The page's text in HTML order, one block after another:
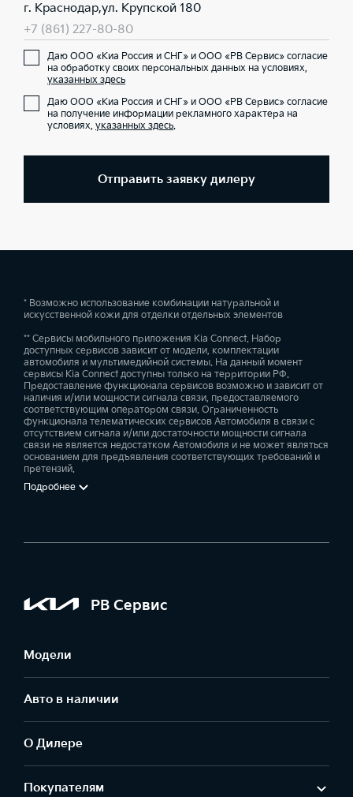
г. Краснодар,ул. Крупской 180
+7 (861) 227-80-80
Даю ООО «Киа Россия и СНГ» и ООО «РВ Сервис» согласие
на обработку своих персональных данных на условиях,
указанных здесь
Даю ООО «Киа Россия и СНГ» и ООО «РВ Сервис» согласие
на получение информации рекламного характера на
условиях, указанных здесь.
Отправить заявку дилеру
* Возможно использование комбинации натуральной и
искусственной кожи для отделки отдельных элементов
** Сервисы мобильного приложения Kia Connect. Набор
доступных сервисов зависит от модели, комплектации
автомобиля и мультимедийной системы. На данный момент
сервисы Kia Connect доступны только на территории РФ.
Предоставление функционала сервисов возможно и зависит от
наличия и/или мощности сигнала связи, предоставляемого
соответствующим оператором связи. Ограниченность
функционала телематических сервисов Автомобиля в связи с
отсутствием сигнала и/или достаточности мощности сигнала
связи не является недостатком Автомобиля и не может являться
основанием для предъявления соответствующих требований и
претензий.
Подробнее
РВ Сервис
Модели
Авто в наличии
О Дилере
Покупателям